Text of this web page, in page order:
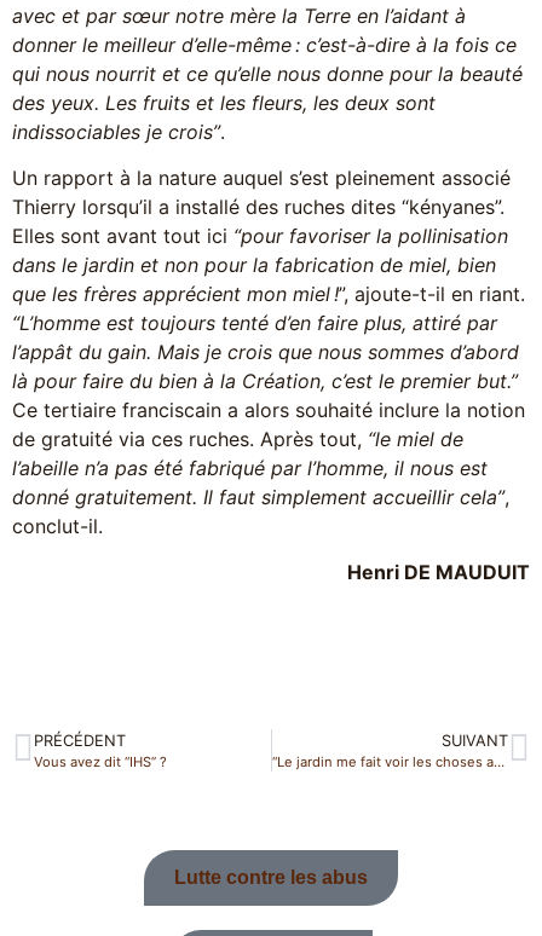
avec et par sœur notre mère la Terre en l’aidant à
donner le meilleur d’elle-même : c’est-à-dire à la fois ce
qui nous nourrit et ce qu’elle nous donne pour la beauté
des yeux. Les fruits et les fleurs, les deux sont
indissociables je crois”.
Un rapport à la nature auquel s’est pleinement associé
Thierry lorsqu’il a installé des ruches dites “kényanes”.
Elles sont avant tout ici “pour favoriser la pollinisation
dans le jardin et non pour la fabrication de miel, bien
que les frères apprécient mon miel !”, ajoute-t-il en riant.
“L’homme est toujours tenté d’en faire plus, attiré par
l’appât du gain. Mais je crois que nous sommes d’abord
là pour faire du bien à la Création, c’est le premier but.”
Ce tertiaire franciscain a alors souhaité inclure la notion
de gratuité via ces ruches. Après tout, “le miel de
l’abeille n’a pas été fabriqué par l’homme, il nous est
donné gratuitement. Il faut simplement accueillir cela”,
conclut-il.
Henri DE MAUDUIT
PRÉCÉDENT
Vous avez dit “IHS” ?
SUIVANT
“Le jardin me fait voir les choses autrement !”
Lutte contre les abus